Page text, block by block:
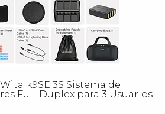
3S Sistema de
Full-Duplex para 3 Usuarios